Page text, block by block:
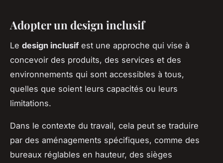
Adopter un design inclusif
Le design inclusifest une approche qui vise à
concevoir des produits, des services et des
environnements qui sont accessibles à tous,
quelles que soient leurs capacités ou leurs
limitations.
Dans le contexte du travail, cela peut se traduire
par des aménagements spécifiques, comme des
bureaux réglables en hauteur, des sièges